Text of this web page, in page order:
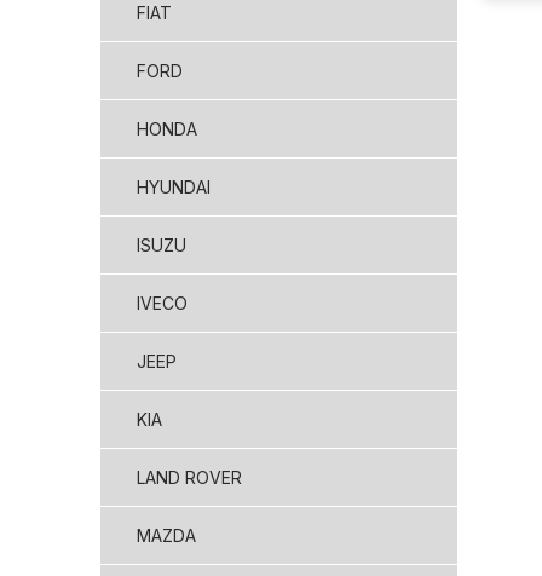
FIAT
FORD
HONDA
HYUNDAI
ISUZU
IVECO
JEEP
KIA
LAND ROVER
MAZDA